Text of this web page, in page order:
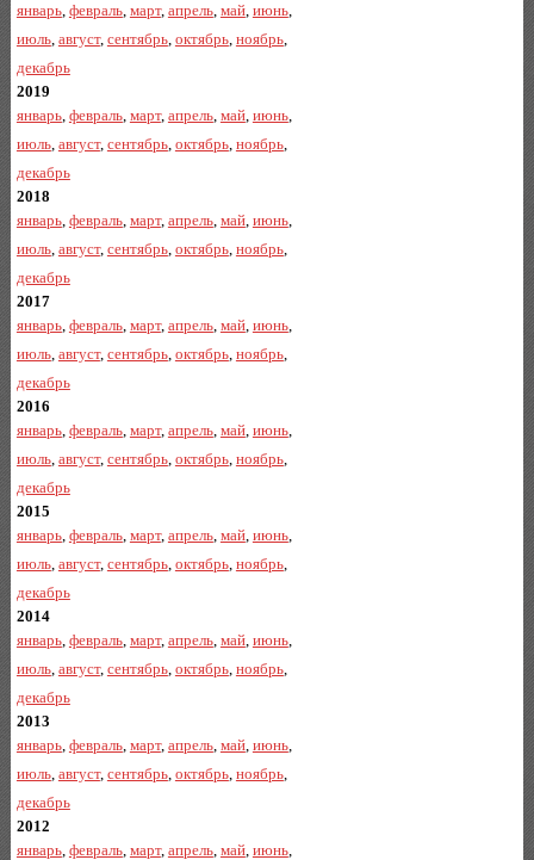
январь, февраль, март, апрель, май, июнь,
июль, август, сентябрь, октябрь, ноябрь,
декабрь
2019
январь, февраль, март, апрель, май, июнь,
июль, август, сентябрь, октябрь, ноябрь,
декабрь
2018
январь, февраль, март, апрель, май, июнь,
июль, август, сентябрь, октябрь, ноябрь,
декабрь
2017
январь, февраль, март, апрель, май, июнь,
июль, август, сентябрь, октябрь, ноябрь,
декабрь
2016
январь, февраль, март, апрель, май, июнь,
июль, август, сентябрь, октябрь, ноябрь,
декабрь
2015
январь, февраль, март, апрель, май, июнь,
июль, август, сентябрь, октябрь, ноябрь,
декабрь
2014
январь, февраль, март, апрель, май, июнь,
июль, август, сентябрь, октябрь, ноябрь,
декабрь
2013
январь, февраль, март, апрель, май, июнь,
июль, август, сентябрь, октябрь, ноябрь,
декабрь
2012
январь, февраль, март, апрель, май, июнь,